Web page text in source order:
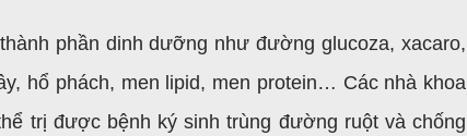
phần dinh dưỡng như đường glucoza, xacaro,
hổ phách, men lipid, men protein… Các nhà khoa
trị được bệnh ký sinh trùng đường ruột và chống